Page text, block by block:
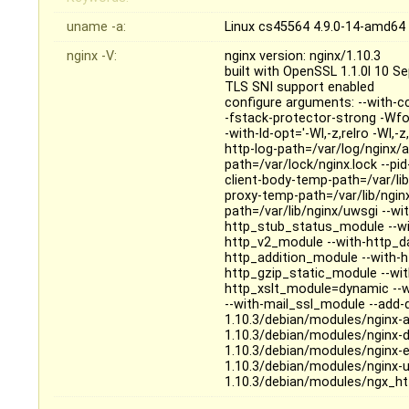
uname -a:
Linux cs45564 4.9.0-14-
nginx -V:
nginx version: nginx/1.10.3
built with OpenSSL 1.1.0l 10
TLS SNI support enabled
configure arguments: --with-
-fstack-protector-strong -
-with-ld-opt='-Wl,-z,relro -
http-log-path=/var/log/nginx/
path=/var/lock/nginx.lock --
client-body-temp-path=/var/
proxy-temp-path=/var/lib/
path=/var/lib/nginx/uwsgi --
http_stub_status_module --
http_v2_module --with-
http_addition_module --with-
http_gzip_static_module --
http_xslt_module=dynamic
--with-mail_ssl_module --
1.10.3/debian/modules/
1.10.3/debian/modules/
1.10.3/debian/modules/
1.10.3/debian/modules/
1.10.3/debian/modules/